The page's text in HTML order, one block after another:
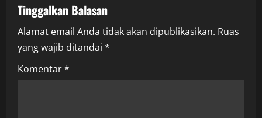
a
v
i
Tinggalkan Balasan
Alamat email Anda tidak akan dipublikasikan. Ruas
yang wajib ditandai *
Komentar*